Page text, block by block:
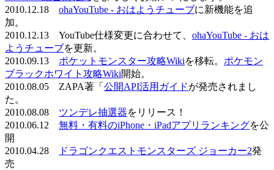
2010.12.18 ohaYouTube - おはようチューブに新機能を追
加。
2010.12.13 YouTube仕様変更に合わせて、 ohaYouTube - おは
ようチューブを更新。
2010.09.13 ポケットモンスター攻略Wikiを移転。 ポケモン
ブラックホワイト攻略Wiki開始。
2010.08.05 ZAPA著「 公開API活用ガイドが発売されまし
た。
2010.08.08 ツンデレ抽選器をリリース！
2010.06.12 無料・有料のiPhone・iPadアプリランキングを公
開
2010.04.28
ドラゴンクエストモンスターズ ジョーカー2発
売